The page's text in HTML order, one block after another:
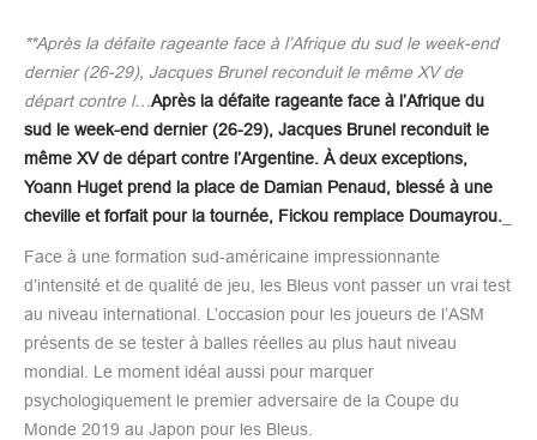
**Après la défaite rageante face à l’Afrique du sud le week-end
dernier (26-29), Jacques Brunel reconduit le même XV de
départ contre l…Après la défaite rageante face à l’Afrique du
sud le week-end dernier (26-29), Jacques Brunel reconduit le
même XV de départ contre l’Argentine. À deux exceptions,
Yoann Huget prend la place de Damian Penaud, blessé à une
cheville et forfait pour la tournée, Fickou remplace Doumayrou.
Face à une formation sud-américaine impressionnante
d’intensité et de qualité de jeu, les Bleus vont passer un vrai test
au niveau international. L’occasion pour les joueurs de l’ASM
présents de se tester à balles réelles au plus haut niveau
mondial. Le moment idéal aussi pour marquer
psychologiquement le premier adversaire de la Coupe du
Monde 2019 au Japon pour les Bleus.